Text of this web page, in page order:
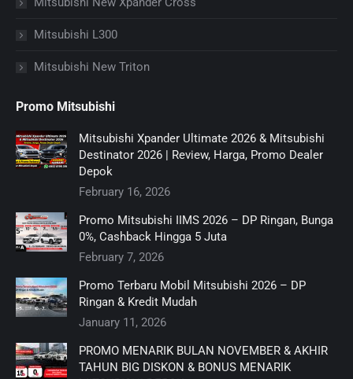
Mitsubishi L300
Mitsubishi New Triton
Promo Mitsubishi
Mitsubishi Xpander Ultimate 2026 & Mitsubishi
Destinator 2026 | Review, Harga, Promo Dealer
Depok
February 16, 2026
Promo Mitsubishi IIMS 2026 – DP Ringan, Bunga
0%, Cashback Hingga 5 Juta
February 7, 2026
Promo Terbaru Mobil Mitsubishi 2026 – DP
Ringan & Kredit Mudah
January 11, 2026
PROMO MENARIK BULAN NOVEMBER & AKHIR
TAHUN BIG DISKON & BONUS MENARIK